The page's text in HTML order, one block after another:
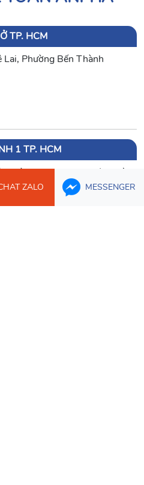
TP. HCM
Phường Bến Thành
1 TP. HCM
hàng Anpha - 144/17 Bình
ZALO MESSENGER